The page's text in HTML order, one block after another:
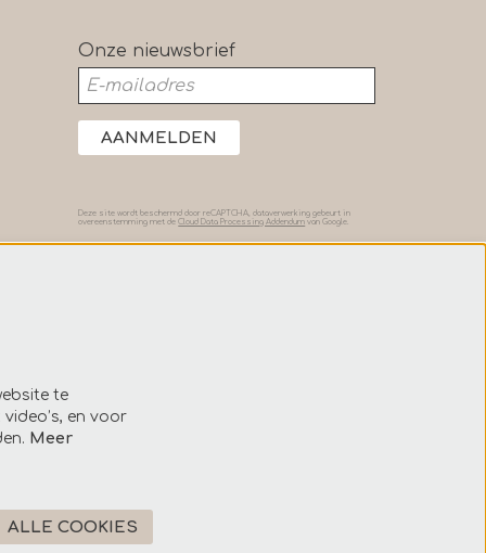
Onze nieuwsbrief
AANMELDEN
Deze site wordt beschermd door reCAPTCHA, dataverwerking gebeurt in
overeenstemming met deCloud Data Processing Addendum van Google.
te
en voor
Meer
ALLE COOKIES